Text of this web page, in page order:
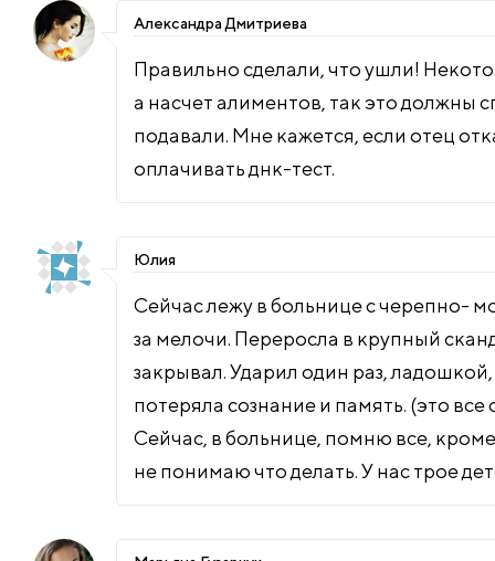
Александра Дмитриева
Правильно сделали, что ушли!
а насчет алиментов, так это должны
подавали. Мне кажется, если отец
оплачивать днк-тест.
Юлия
Сейчас лежу в больнице с черепно-
за мелочи. Переросла в крупный
закрывал. Ударил один раз,
потеряла сознание и память. (это
Сейчас, в больнице, помню все,
не понимаю что делать. У нас трое